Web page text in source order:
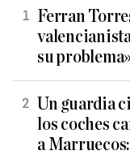
Ferran
su
Un guardia
los coches
a